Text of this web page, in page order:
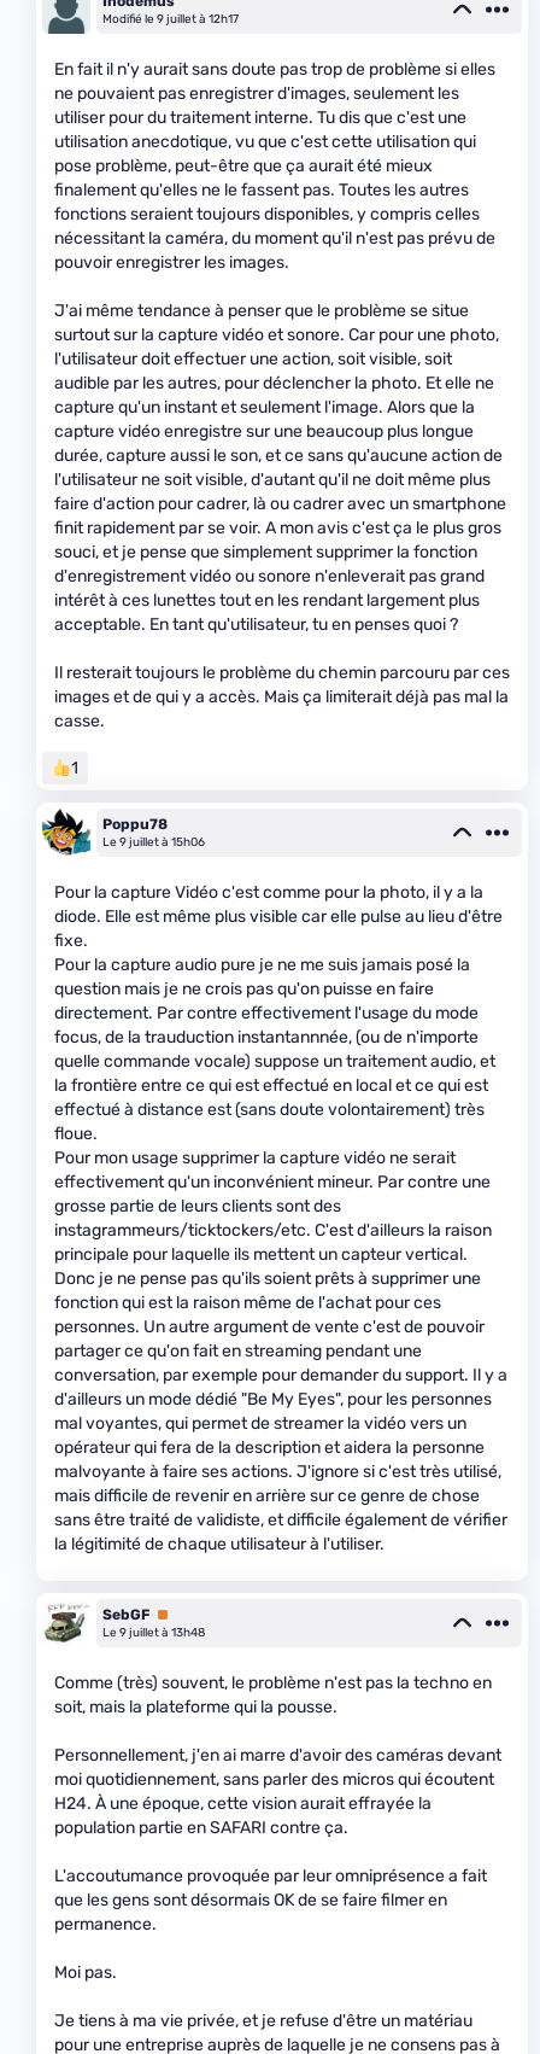
Modifié le 9 juillet à 12h17
En fait il n'y aurait sans doute pas trop de problème si elles
ne pouvaient pas enregistrer d'images, seulement les
utiliser pour du traitement interne. Tu dis que c'est une
utilisation anecdotique, vu que c'est cette utilisation qui
pose problème, peut-être que ça aurait été mieux
finalement qu'elles ne le fassent pas. Toutes les autres
fonctions seraient toujours disponibles, y compris celles
nécessitant la caméra, du moment qu'il n'est pas prévu de
pouvoir enregistrer les images.
J'ai même tendance à penser que le problème se situe
surtout sur la capture vidéo et sonore. Car pour une photo,
l'utilisateur doit effectuer une action, soit visible, soit
audible par les autres, pour déclencher la photo. Et elle ne
capture qu'un instant et seulement l'image. Alors que la
capture vidéo enregistre sur une beaucoup plus longue
durée, capture aussi le son, et ce sans qu'aucune action de
l'utilisateur ne soit visible, d'autant qu'il ne doit même plus
faire d'action pour cadrer, là ou cadrer avec un smartphone
finit rapidement par se voir. A mon avis c'est ça le plus gros
souci, et je pense que simplement supprimer la fonction
d'enregistrement vidéo ou sonore n'enleverait pas grand
intérêt à ces lunettes tout en les rendant largement plus
acceptable. En tant qu'utilisateur, tu en penses quoi ?
Il resterait toujours le problème du chemin parcouru par ces
images et de qui y a accès. Mais ça limiterait déjà pas mal la
casse.
1
Poppu78
Le 9 juillet à 15h06
Pour la capture Vidéo c'est comme pour la photo, il y a la
diode. Elle est même plus visible car elle pulse au lieu d'être
fixe.
Pour la capture audio pure je ne me suis jamais posé la
question mais je ne crois pas qu'on puisse en faire
directement. Par contre effectivement l'usage du mode
focus, de la trauduction instantannnée, (ou de n'importe
quelle commande vocale) suppose un traitement audio, et
la frontière entre ce qui est effectué en local et ce qui est
effectué à distance est (sans doute volontairement) très
floue.
Pour mon usage supprimer la capture vidéo ne serait
effectivement qu'un inconvénient mineur. Par contre une
grosse partie de leurs clients sont des
instagrammeurs/ticktockers/etc. C'est d'ailleurs la raison
principale pour laquelle ils mettent un capteur vertical.
Donc je ne pense pas qu'ils soient prêts à supprimer une
fonction qui est la raison même de l'achat pour ces
personnes. Un autre argument de vente c'est de pouvoir
partager ce qu'on fait en streaming pendant une
conversation, par exemple pour demander du support. Il y a
d'ailleurs un mode dédié "Be My Eyes", pour les personnes
mal voyantes, qui permet de streamer la vidéo vers un
opérateur qui fera de la description et aidera la personne
malvoyante à faire ses actions. J'ignore si c'est très utilisé,
mais difficile de revenir en arrière sur ce genre de chose
sans être traité de validiste, et difficile également de vérifier
la légitimité de chaque utilisateur à l'utiliser.
SebGF Premium
Le 9 juillet à 13h48
Comme (très) souvent, le problème n'est pas la techno en
soit, mais la plateforme qui la pousse.
Personnellement, j'en ai marre d'avoir des caméras devant
moi quotidiennement, sans parler des micros qui écoutent
H24. À une époque, cette vision aurait effrayée la
population partie en SAFARI contre ça.
L'accoutumance provoquée par leur omniprésence a fait
que les gens sont désormais OK de se faire filmer en
permanence.
Moi pas.
Je tiens à ma vie privée, et je refuse d'être un matériau
pour une entreprise auprès de laquelle je ne consens pas à